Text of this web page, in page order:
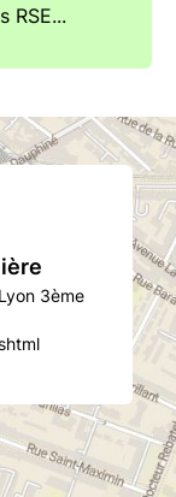
RSE...
3ème